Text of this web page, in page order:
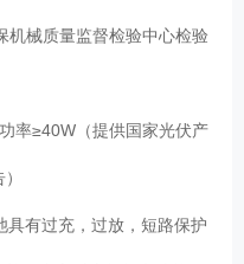
机械质量监督检验中心检验
率≥40W（提供国家光伏产
）
有过充，过放，短路保护